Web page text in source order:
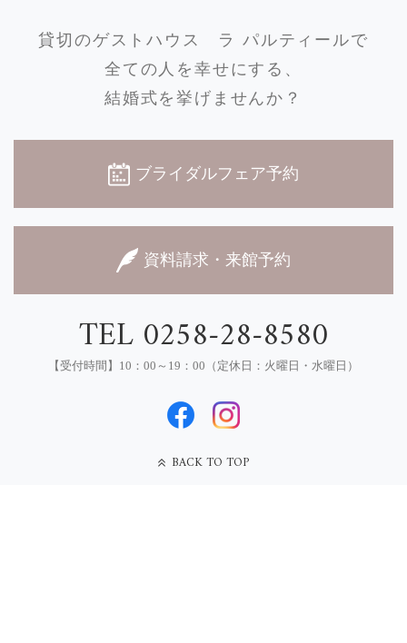
貸切のゲストハウス ラ パルティールで
全ての人を幸せにする、
結婚式を挙げませんか？
ブライダルフェア予約
資料請求・来館予約
TEL 0258-28-8580
【受付時間】10：00～19：00（定休日：火曜日・水曜日）
BACK TO TOP